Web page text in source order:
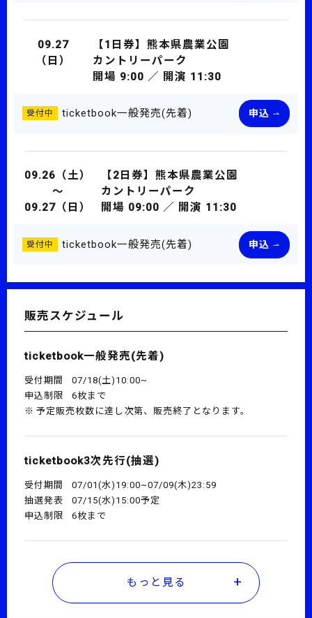
09.27
（日）
【1日券】熊本県農業公園
カントリーパーク
開場 9:00 ／ 開演 11:30
受付中 ticketbook一般発売(先着) 申込
09.26（土）
～
09.27（日）
【2日券】熊本県農業公園​​​
​​​カントリーパーク
開場 09:00 ／ 開演 11:30
受付中 ticketbook一般発売(先着) 申込
販売スケジュール
ticketbook一般発売(先着)
受付期間
07/18(土)10:00~
申込制限
6枚まで
予定販売枚数に達し次第、販売終了となります。
ticketbook3次先行(抽選)
受付期間
07/01(水)19:00~07/09(木)23:59
抽選発表
07/15(水)15:00予定
申込制限
6枚まで
もっと見る